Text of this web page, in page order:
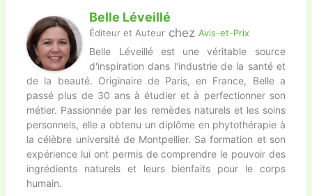
Belle Léveillé
Éditeur et Auteur chezAvis-et-Prix
Belle Léveillé est une véritable source
d'inspiration dans l'industrie de la santé et
de la beauté. Originaire de Paris, en France, Belle a
passé plus de 30 ans à étudier et à perfectionner son
métier. Passionnée par les remèdes naturels et les soins
personnels, elle a obtenu un diplôme en phytothérapie à
la célèbre université de Montpellier. Sa formation et son
expérience lui ont permis de comprendre le pouvoir des
ingrédients naturels et leurs bienfaits pour le corps
humain.